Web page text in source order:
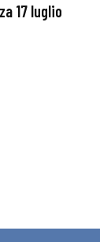
17 luglio